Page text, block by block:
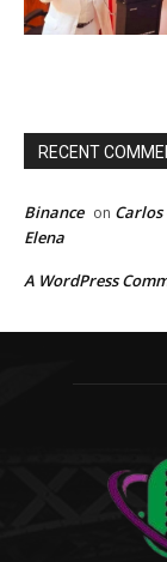
RECENT
Binance on
Elena
A WordPress